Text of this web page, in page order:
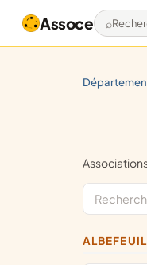
Assoce